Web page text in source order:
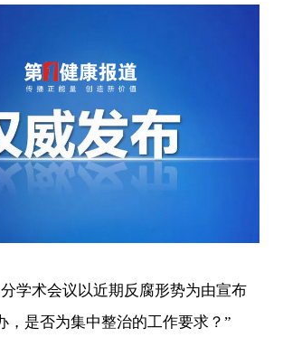
学术会议以近期反腐形势为由宣布
，是否为集中整治的工作要求？”